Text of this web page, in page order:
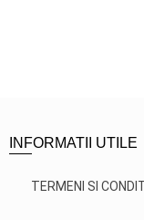
INFORMATII UTILE
TERMENI SI